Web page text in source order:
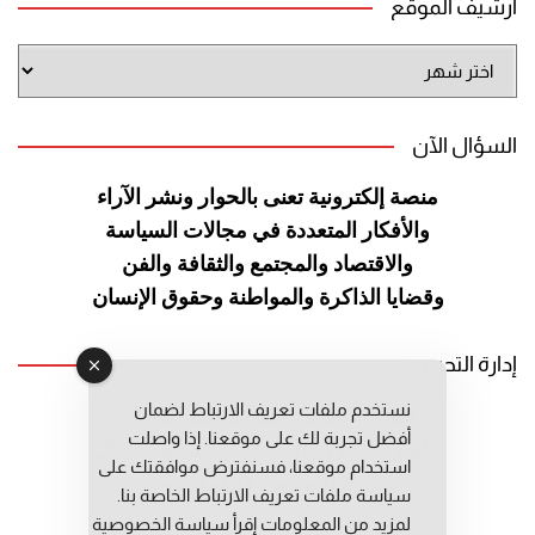
أرشيف الموقع
الموقع
السؤال الآن
منصة إلكترونية تعنى بالحوار ونشر الآراء
والأفكار المتعددة في مجالات السياسة
والاقتصاد والمجتمع والثقافة والفن
وقضايا الذاكرة والمواطنة وحقوق الإنسان
إدارة التحرير
رئيس التحرير: عبد الرحيم التوراني
رئيس التحرير المساعد: المعطي قبال
مديرة التحرير: فاطمة حوحو
نستخدم ملفات تعريف الارتباط لضمان
أفضل تجربة لك على موقعنا. إذا واصلت
استخدام موقعنا، فسنفترض موافقتك على
سياسة ملفات تعريف الارتباط الخاصة بنا.
لمزيد من المعلومات إقرأ سياسة الخصوصية